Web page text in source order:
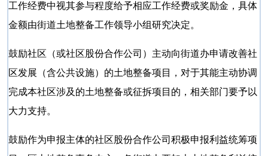
工作经费中视其参与程度给予相应工作经费或奖励金，具体
金额由街道土地整备工作领导小组研究决定。
鼓励社区（或社区股份合作公司）主动向街道办申请改善社
区发展（含公共设施）的土地整备项目，对于其能主动协调
完成本社区涉及的土地整备或征拆项目的，相关部门要予以
大力支持。
鼓励作为申报主体的社区股份合作公司积极申报利益统筹项